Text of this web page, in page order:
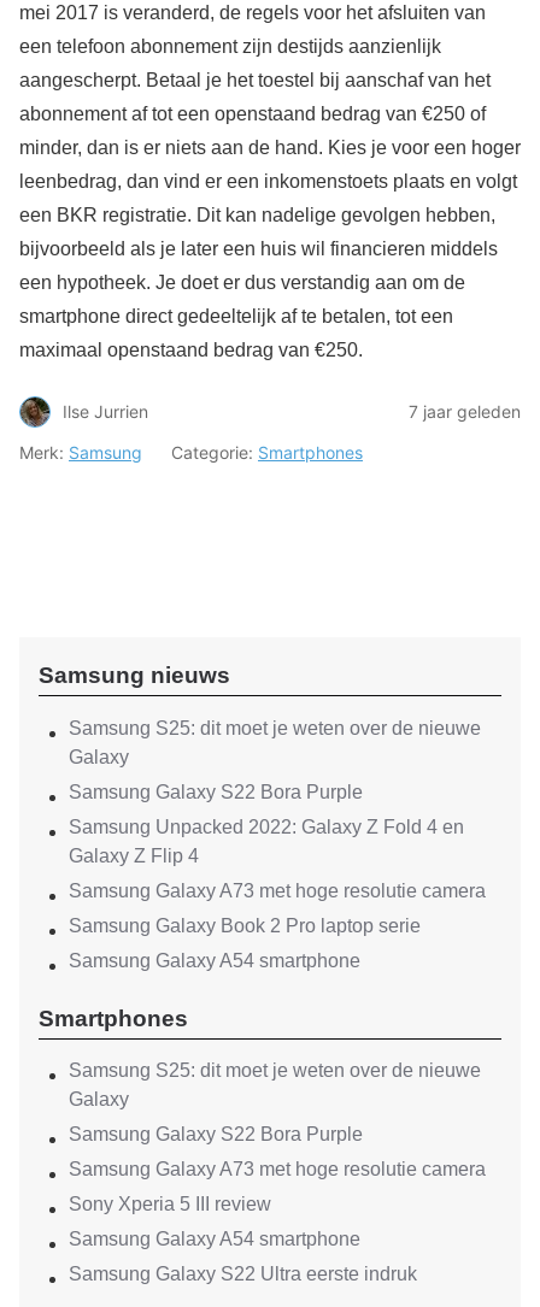
mei 2017 is veranderd, de regels voor het afsluiten van
een telefoon abonnement zijn destijds aanzienlijk
aangescherpt. Betaal je het toestel bij aanschaf van het
abonnement af tot een openstaand bedrag van €250 of
minder, dan is er niets aan de hand. Kies je voor een hoger
leenbedrag, dan vind er een inkomenstoets plaats en volgt
een BKR registratie. Dit kan nadelige gevolgen hebben,
bijvoorbeeld als je later een huis wil financieren middels
een hypotheek. Je doet er dus verstandig aan om de
smartphone direct gedeeltelijk af te betalen, tot een
maximaal openstaand bedrag van €250.
Ilse Jurrien
7 jaar geleden
Merk: Samsung Categorie: Smartphones
Samsung nieuws
Samsung S25: dit moet je weten over de nieuwe
Galaxy
Samsung Galaxy S22 Bora Purple
Samsung Unpacked 2022: Galaxy Z Fold 4 en
Galaxy Z Flip 4
Samsung Galaxy A73 met hoge resolutie camera
Samsung Galaxy Book 2 Pro laptop serie
Samsung Galaxy A54 smartphone
Smartphones
Samsung S25: dit moet je weten over de nieuwe
Galaxy
Samsung Galaxy S22 Bora Purple
Samsung Galaxy A73 met hoge resolutie camera
Sony Xperia 5 III review
Samsung Galaxy A54 smartphone
Samsung Galaxy S22 Ultra eerste indruk